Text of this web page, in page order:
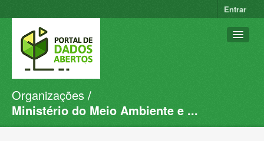
Entrar
Conjuntos de dados
Organizações
Organizações
Ministério do Meio Ambiente e ...